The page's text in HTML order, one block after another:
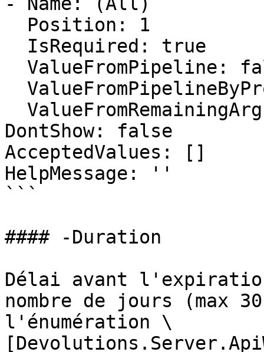
DontShow: false
AcceptedValues: []
HelpMessage: ''
```
#### -Duration
Délai avant
nombre de jours (max
l'énumération \